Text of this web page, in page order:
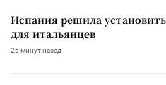
Испания решила
для итальянцев
26 минут назад